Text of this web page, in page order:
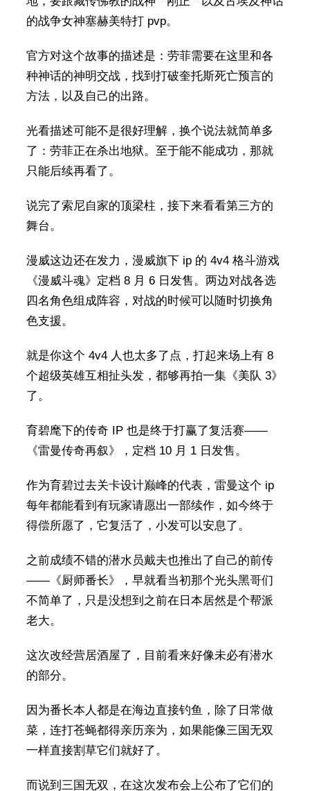
的战争女神塞赫美特打 pvp。
官方对这个故事的描述是：劳菲需要在这里和各
种神话的神明交战，找到打破奎托斯死亡预言的
方法，以及自己的出路。
光看描述可能不是很好理解，换个说法就简单多
了：劳菲正在杀出地狱。至于能不能成功，那就
只能后续再看了。
说完了索尼自家的顶梁柱，接下来看看第三方的
舞台。
漫威这边还在发力，漫威旗下 ip 的 4v4 格斗游戏
《漫威斗魂》定档 8 月 6 日发售。两边对战各选
四名角色组成阵容，对战的时候可以随时切换角
色支援。
就是你这个 4v4 人也太多了点，打起来场上有 8
个超级英雄互相扯头发，都够再拍一集《美队 3》
了。
育碧麾下的传奇 IP 也是终于打赢了复活赛——
《雷曼传奇再叙》，定档 10 月 1 日发售。
作为育碧过去关卡设计巅峰的代表，雷曼这个 ip
每年都能看到有玩家请愿出一部续作，如今终于
得偿所愿了，它复活了，小发可以安息了。
之前成绩不错的潜水员戴夫也推出了自己的前传
——《厨师番长》，早就看当初那个光头黑哥们
不简单了，只是没想到之前在日本居然是个帮派
老大。
这次改经营居酒屋了，目前看来好像未必有潜水
的部分。
因为番长本人都是在海边直接钓鱼，除了日常做
菜，连打苍蝇都得亲历亲为，如果能像三国无双
一样直接割草它们就好了。
而说到三国无双，在这次发布会上公布了它们的